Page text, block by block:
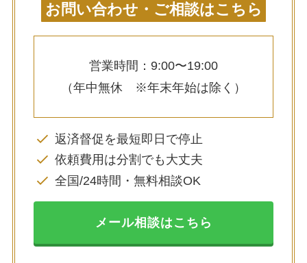
お問い合わせ・ご相談はこちら
営業時間：9:00〜19:00
（年中無休 ※年末年始は除く）
返済督促を最短即日で停止
依頼費用は分割でも大丈夫
全国/24時間・無料相談OK
メール相談はこちら